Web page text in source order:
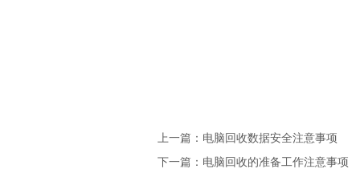
上一篇：电脑回收数据安全注意事项
下一篇：电脑回收的准备工作注意事项